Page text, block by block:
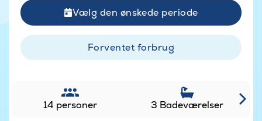
Vælg den ønskede periode
Forventet forbrug
14 personer 3 Badeværelser